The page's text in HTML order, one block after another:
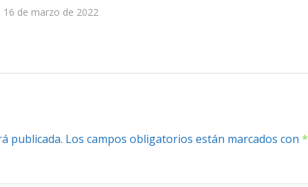
16 de marzo de 2022
publicada. Los campos obligatorios están marcados con*